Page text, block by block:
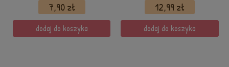
7,90 zł
dodaj do koszyka
12,99 zł
dodaj do koszyka